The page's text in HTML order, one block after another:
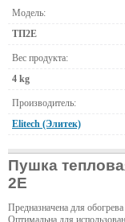
Модель:
ТП2Е
Вес продукта:
4 kg
Производитель:
Elitech (Элитек)
Пушка
2Е
Предназначена для